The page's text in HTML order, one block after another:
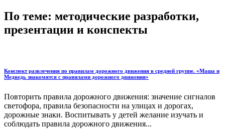
По теме: методические разработки,
презентации и конспекты
Конспект развлечения по правилам дорожного движения в средней группе. «Маша и
Медведь знакомятся с правилами дорожного движения»
Повторить правила дорожного движения: значение сигналов
светофора, правила безопасности на улицах и дорогах,
дорожные знаки. Воспитывать у детей желание изучать и
соблюдать правила дорожного движения...